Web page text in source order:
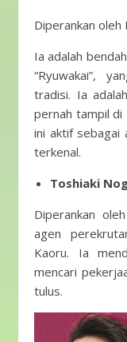
Diperankan oleh
Ia adalah
“Ryuwakai”,
tradisi. Ia
pernah tampil di
ini aktif sebagai
terkenal.
Toshiaki
Diperankan
agen
Kaoru. Ia
mencari
tulus.